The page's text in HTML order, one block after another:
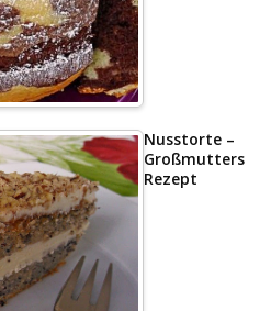
Nusstorte –
Großmutters
Rezept